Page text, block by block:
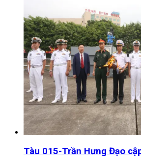
Tàu 015-Trần Hưng Đạo